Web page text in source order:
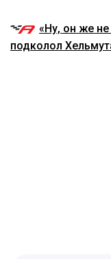
«Ну, он же
подколол